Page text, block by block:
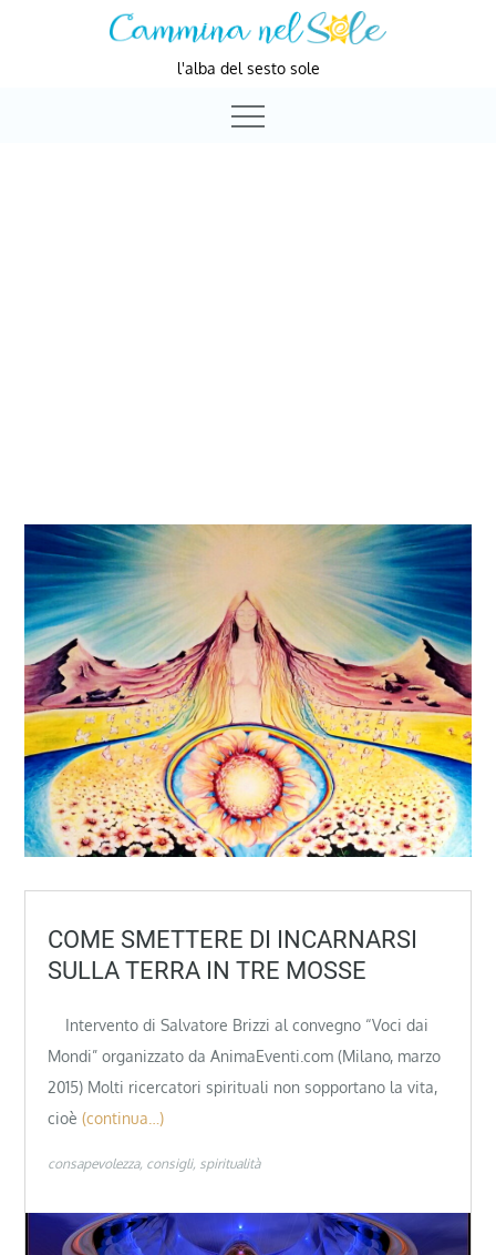
l'alba del sesto sole
COME SMETTERE DI INCARNARSI
SULLA TERRA IN TRE MOSSE
Intervento di Salvatore Brizzi al convegno “Voci dai
Mondi” organizzato da AnimaEventi.com (Milano, marzo
2015) Molti ricercatori spirituali non sopportano la vita,
cioè (continua…)
consapevolezza consigli spiritualità